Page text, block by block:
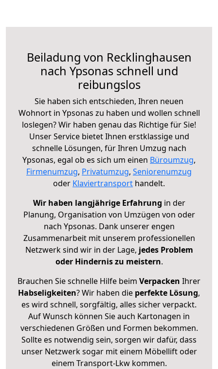
Beiladung von Recklinghausen
nach Ypsonas schnell und
reibungslos
Sie haben sich entschieden, Ihren neuen
Wohnort in Ypsonas zu haben und wollen schnell
loslegen? Wir haben genau das Richtige für Sie!
Unser Service bietet Ihnen erstklassige und
schnelle Lösungen, für Ihren Umzug nach
Ypsonas, egal ob es sich um einen Büroumzug,
Firmenumzug, Privatumzug, Seniorenumzug
oder Klaviertransport handelt.
Wir haben langjährige Erfahrung in der
Planung, Organisation von Umzügen von oder
nach Ypsonas. Dank unserer engen
Zusammenarbeit mit unserem professionellen
Netzwerk sind wir in der Lage, jedes Problem
oder Hindernis zu meistern.
Brauchen Sie schnelle Hilfe beim Verpacken Ihrer
Habseligkeiten? Wir haben die perfekte Lösung,
es wird schnell, sorgfältig, alles sicher verpackt.
Auf Wunsch können Sie auch Kartonagen in
verschiedenen Größen und Formen bekommen.
Sollte es notwendig sein, sorgen wir dafür, dass
unser Netzwerk sogar mit einem Möbellift oder
einem Transport-Lkw kommen.